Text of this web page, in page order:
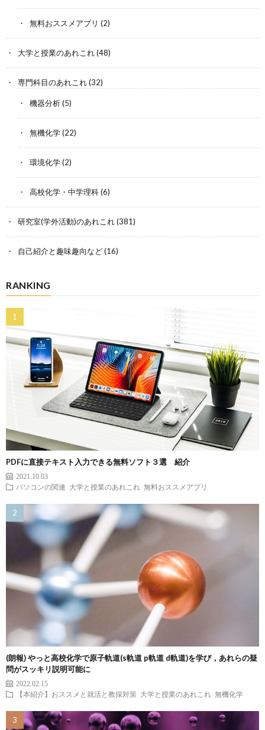
無料おススメアプリ (2)
大学と授業のあれこれ(48)
専門科目のあれこれ(32)
機器分析(5)
無機化学(22)
環境化学(2)
高校化学・中学理科(6)
研究室(学外活動)のあれこれ(381)
自己紹介と趣味趣向など(16)
RANKING
PDFに直接テキスト入力できる無料ソフト３選 紹介
2021.10.03
パソコンの関連
大学と授業のあれこれ 無料おススメアプリ
(朗報) やっと高校化学で原子軌道(s軌道 p軌道 d軌道)を学び，あれらの疑
問がスッキリ説明可能に
2022.02.15
【本紹介】おススメと就活と教採対策 大学と授業のあれこれ 無機化学